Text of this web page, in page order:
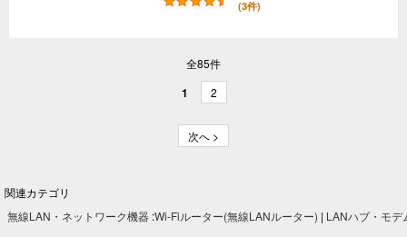
(3件)
全85件
1 2
次へ >
関連カテゴリ
無線LAN・ネットワーク機器 :Wi-Fiルーター(無線LANルーター) | LANハブ・モデ